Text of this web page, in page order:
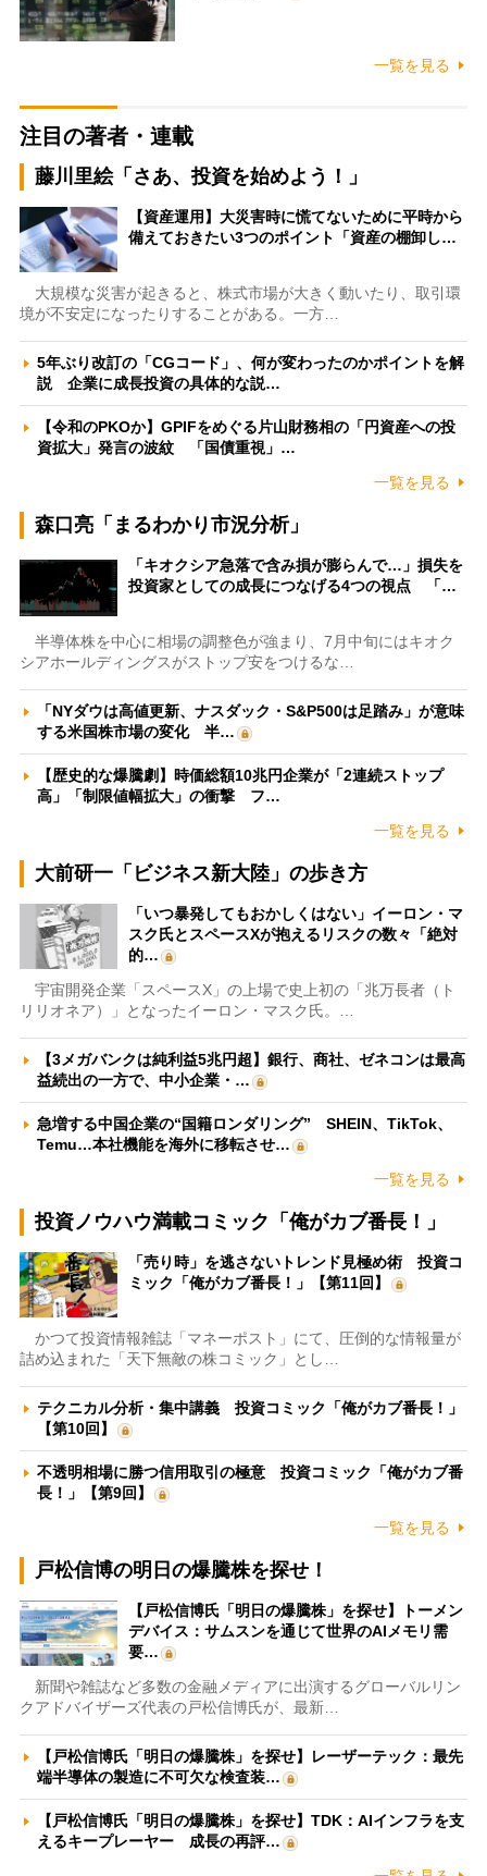
一覧を見る
注目の著者・連載
藤川里絵「さあ、投資を始めよう！」
【資産運用】大災害時に慌てないために平時から
備えておきたい3つのポイント「資産の棚卸し…
大規模な災害が起きると、株式市場が大きく動いたり、取引環
境が不安定になったりすることがある。一方…
5年ぶり改訂の「CGコード」、何が変わったのかポイントを解
説 企業に成長投資の具体的な説…
【令和のPKOか】GPIFをめぐる片山財務相の「円資産への投
資拡大」発言の波紋 「国債重視」…
一覧を見る
森口亮「まるわかり市況分析」
「キオクシア急落で含み損が膨らんで…」損失を
投資家としての成長につなげる4つの視点 「…
半導体株を中心に相場の調整色が強まり、7月中旬にはキオク
シアホールディングスがストップ安をつけるな…
「NYダウは高値更新、ナスダック・S&P500は足踏み」が意味
する米国株市場の変化 半…
【歴史的な爆騰劇】時価総額10兆円企業が「2連続ストップ
高」「制限値幅拡大」の衝撃 フ…
一覧を見る
大前研一「ビジネス新大陸」の歩き方
「いつ暴発してもおかしくはない」イーロン・マ
スク氏とスペースXが抱えるリスクの数々「絶対
的…
宇宙開発企業「スペースX」の上場で史上初の「兆万長者（ト
リリオネア）」となったイーロン・マスク氏。…
【3メガバンクは純利益5兆円超】銀行、商社、ゼネコンは最高
益続出の一方で、中小企業・…
急増する中国企業の“国籍ロンダリング” SHEIN、TikTok、
Temu…本社機能を海外に移転させ…
一覧を見る
投資ノウハウ満載コミック「俺がカブ番長！」
「売り時」を逃さないトレンド見極め術 投資コ
ミック「俺がカブ番長！」【第11回】
かつて投資情報雑誌「マネーポスト」にて、圧倒的な情報量が
詰め込まれた「天下無敵の株コミック」とし…
テクニカル分析・集中講義 投資コミック「俺がカブ番長！」
【第10回】
不透明相場に勝つ信用取引の極意 投資コミック「俺がカブ番
長！」【第9回】
一覧を見る
戸松信博の明日の爆騰株を探せ！
【戸松信博氏「明日の爆騰株」を探せ】トーメン
デバイス：サムスンを通じて世界のAIメモリ需
要…
新聞や雑誌など多数の金融メディアに出演するグローバルリン
クアドバイザーズ代表の戸松信博氏が、最新…
【戸松信博氏「明日の爆騰株」を探せ】レーザーテック：最先
端半導体の製造に不可欠な検査装…
【戸松信博氏「明日の爆騰株」を探せ】TDK：AIインフラを支
えるキープレーヤー 成長の再評…